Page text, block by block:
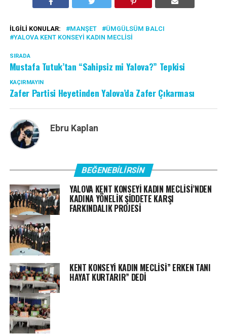
İLGILI KONULAR: MANŞET
ÜMGÜLSÜM BALCI
YALOVA KENT KONSEYI KADIN MECLISI
SIRADA
Mustafa Tutuk’tan “Sahipsiz mi Yalova?” Tepkisi
KAÇIRMAYIN
Zafer Partisi Heyetinden Yalova’da Zafer Çıkarması
Ebru Kaplan
BEĞENEBILIRSIN
YALOVA KENT KONSEYİ KADIN MECLİSİ’NDEN
KADINA YÖNELİK ŞİDDETE KARŞI
FARKINDALIK PROJESİ
KENT KONSEYİ KADIN MECLİSİ” ERKEN TANI
HAYAT KURTARIR” DEDİ